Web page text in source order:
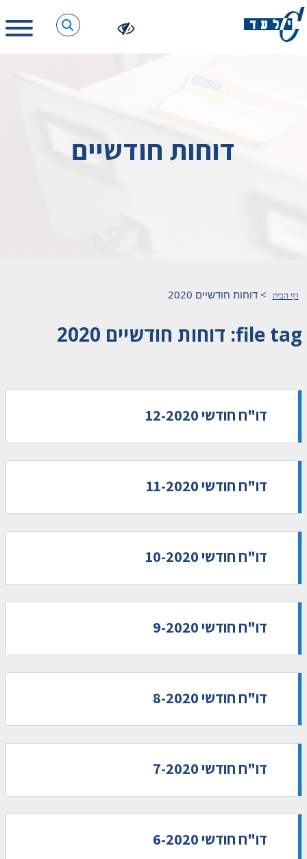
דוחות חודשיים
דף הבית >דוחות חודשיים 2020
file tag: דוחות חודשיים 2020
דו"ח חודשי 12-2020
דו"ח חודשי 11-2020
דו"ח חודשי 10-2020
דו"ח חודשי 9-2020
דו"ח חודשי 8-2020
דו"ח חודשי 7-2020
דו"ח חודשי 6-2020